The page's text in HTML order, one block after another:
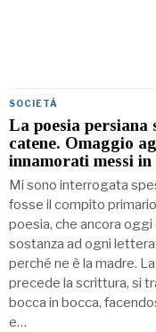
SOCIETÀ
La poesia persiana
catene. Omaggio
innamorati messi
Mi sono interrogata
fosse il compito
poesia, che ancora oggi
sostanza ad ogni
perché ne è la madre.
precede la scrittura, si
bocca in bocca,
e…